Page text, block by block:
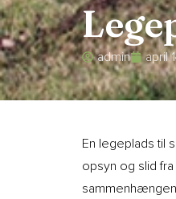
admin april
En legeplads til
opsyn og slid